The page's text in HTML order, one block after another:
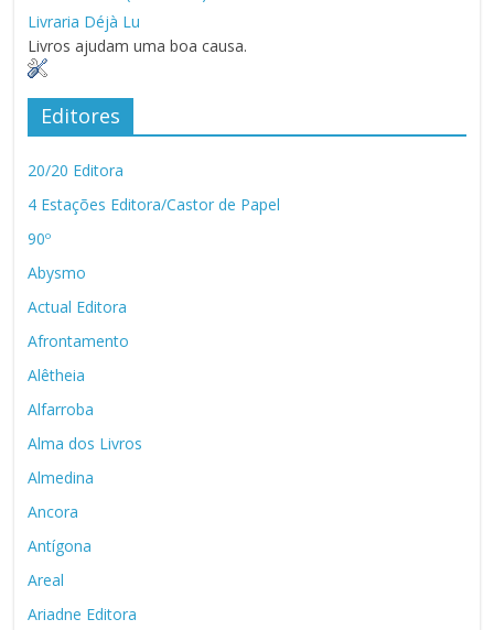
Livraria Déjà Lu
Livros ajudam uma boa causa.
Editores
20/20 Editora
4 Estações Editora/Castor de Papel
90º
Abysmo
Actual Editora
Afrontamento
Alêtheia
Alfarroba
Alma dos Livros
Almedina
Ancora
Antígona
Areal
Ariadne Editora